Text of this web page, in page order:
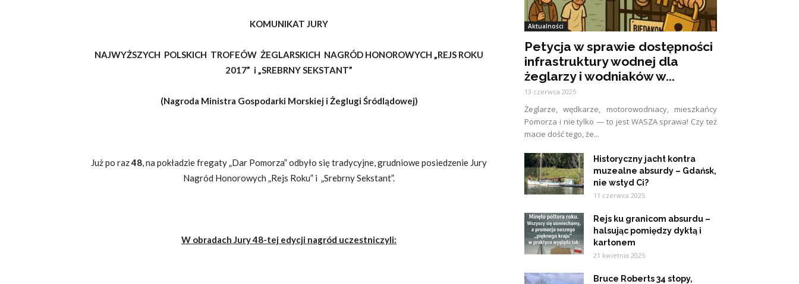
KOMUNIKAT JURY
NAJWYŻSZYCH POLSKICH TROFEÓW ŻEGLARSKICH NAGRÓD HONOROWYCH „REJS ROKU
2017” i „SREBRNY SEKSTANT”
(Nagroda Ministra Gospodarki Morskiej i Żeglugi Śródlądowej)
Już po raz48, na pokładzie fregaty „Dar Pomorza” odbyło się tradycyjne, grudniowe posiedzenie Jury
Nagród Honorowych „Rejs Roku” i „Srebrny Sekstant”.
W obradach Jury 48-tej edycji nagród uczestniczyli:
Aktualności
Petycja w sprawie dostępności
infrastruktury wodnej dla
żeglarzy i wodniaków w...
13 czerwca 2025
Żeglarze, wędkarze, motorowodniacy, mieszkańcy
Pomorza i nie tylko — to jest WASZA sprawa! Czy też
macie dość tego, że...
Historyczny jacht kontra
muzealne absurdy – Gdańsk,
nie wstyd Ci?
11 czerwca 2025
Rejs ku granicom absurdu –
halsując pomiędzy dyktą i
kartonem
21 kwietnia 2025
Bruce Roberts 34 stopy,